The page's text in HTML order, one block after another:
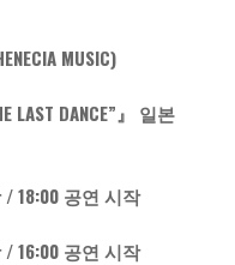
MUSIC)
LAST DANCE”』 일본
/ 18:00 공연 시작
16:00 공연 시작